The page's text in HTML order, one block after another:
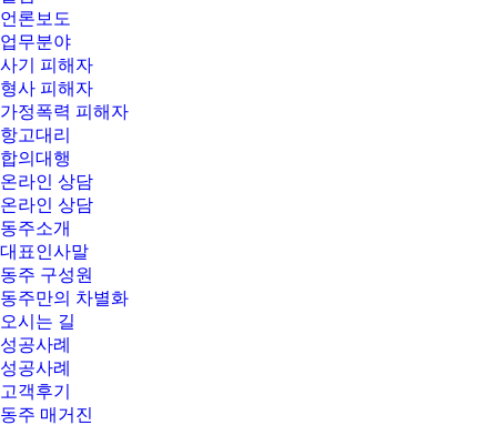
언론보도
업무분야
사기 피해자
형사 피해자
가정폭력 피해자
항고대리
합의대행
온라인 상담
온라인 상담
동주소개
대표인사말
동주 구성원
동주만의 차별화
오시는 길
성공사례
성공사례
고객후기
동주 매거진